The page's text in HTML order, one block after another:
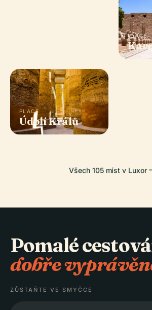
PLACE
PLACE
Údolí Králů
Všech 105 míst v Luxor
Pomalé
dobře
ZŮSTAŇTE VE SMYČCE